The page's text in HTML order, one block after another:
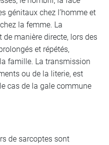
génitaux chez l’homme et
la femme. La
de manière directe, lors des
et répétés,
famille. La transmission
ou de la literie, est
cas de la gale commune
de sarcoptes sont